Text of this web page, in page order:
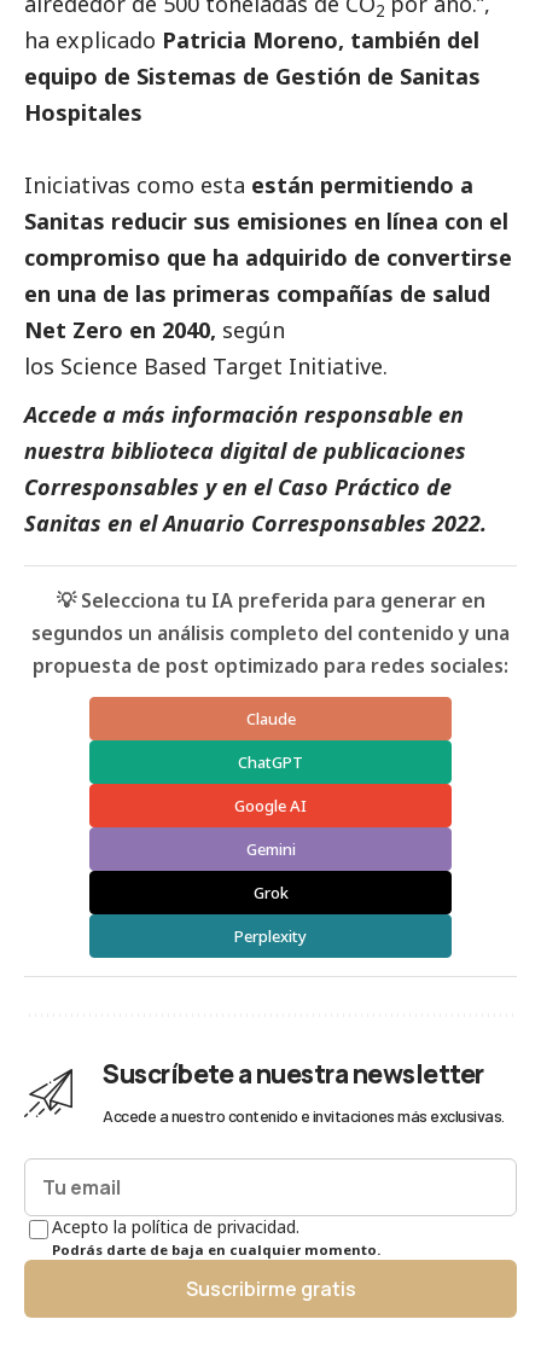
2
ha explicado Patricia Moreno, también del
equipo de Sistemas de Gestión de Sanitas
Hospitales
Iniciativas como esta están permitiendo a
Sanitas reducir sus emisiones en línea con el
compromiso que ha adquirido de convertirse
en una de las primeras compañías de salud
Net Zero en 2040, según
los Science Based Target Initiative.
Accede a más información responsable en
nuestra biblioteca digital de publicaciones
Corresponsables y en el Caso Práctico de
Sanitas en elAnuario Corresponsables 2022.
💡 Selecciona tu IA preferida para generar en
segundos un análisis completo del contenido y una
propuesta de post optimizado para redes sociales:
Claude
ChatGPT
Google AI
Gemini
Grok
Perplexity
Suscríbete a nuestra newsletter
Accede a nuestro contenido e invitaciones más exclusivas.
Acepto la política de privacidad.
Podrás darte de baja en cualquier momento.
Suscribirme gratis